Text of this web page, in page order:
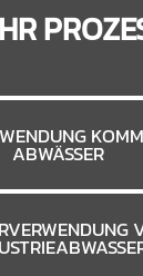
ABWÄSSER